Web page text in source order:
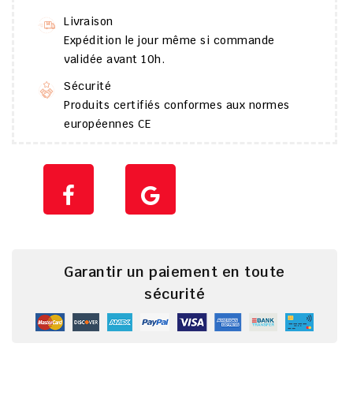
Livraison
Expédition le jour même si commande
validée avant 10h.
Sécurité
Produits certifiés conformes aux normes
européennes CE
Garantir un paiement en toute
sécurité